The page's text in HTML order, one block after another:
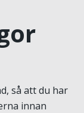
så att du har
innan